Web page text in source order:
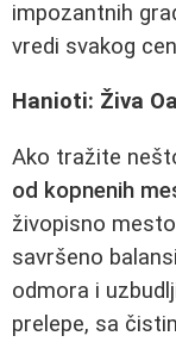
impozantnih
vredi svakog
Hanioti: Živa
Ako tražite
od kopnenih
živopisno
savršeno
odmora i
prelepe, sa